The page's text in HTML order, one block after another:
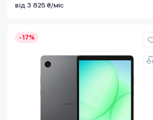
від 3 825 ₴/міс
-17%